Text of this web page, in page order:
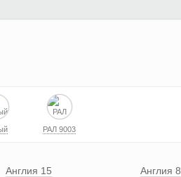
РАЛ 9003
Англия 15 Англия 8